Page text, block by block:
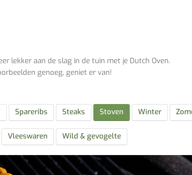
lekker aan de slag in de tuin met je Dutch Oven.
genoeg, geniet er van!
Spareribs Steaks Stoven Winter
Vleeswaren Wild & gevogelte